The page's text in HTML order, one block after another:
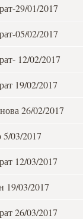
29/01/2017
05/02/2017
12/02/2017
19/02/2017
26/02/2017
5/03/2017
12/03/2017
19/03/2017
26/03/2017